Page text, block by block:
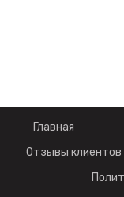
Главная
Отзывы клиентов